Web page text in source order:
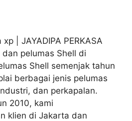
| JAYADIPA PERKASA
pelumas Shell di
Shell semenjak tahun
berbagai jenis pelumas
dan perkapalan.
2010, kami
klien di Jakarta dan